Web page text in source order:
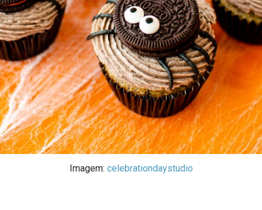
Imagem: celebrationdaystudio